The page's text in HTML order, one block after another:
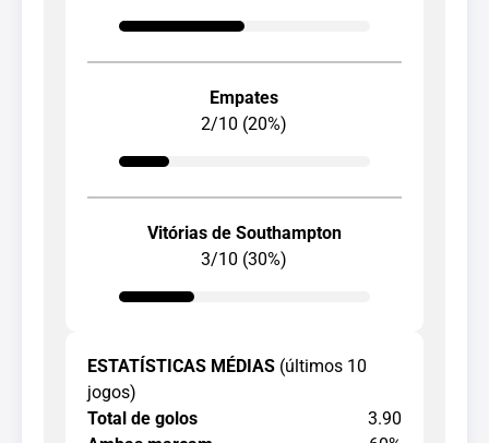
Empates
2/10 (20%)
Vitórias de Southampton
3/10 (30%)
ESTATÍSTICAS MÉDIAS (últimos 10
jogos)
Total de golos
3.90